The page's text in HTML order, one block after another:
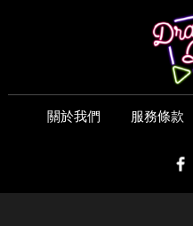
關於我們 服務條款